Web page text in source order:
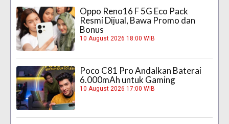
Oppo Reno16 F 5G Eco Pack
Resmi Dijual, Bawa Promo dan
Bonus
10 August 2026 18:00 WIB
Poco C81 Pro Andalkan Baterai
6.000mAh untuk Gaming
10 August 2026 17:00 WIB